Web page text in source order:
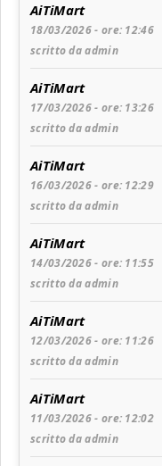
AiTiMart
18/03/2026 - ore: 12:46
scritto da admin
AiTiMart
17/03/2026 - ore: 13:26
scritto da admin
AiTiMart
16/03/2026 - ore: 12:29
scritto da admin
AiTiMart
14/03/2026 - ore: 11:55
scritto da admin
AiTiMart
12/03/2026 - ore: 11:26
scritto da admin
AiTiMart
11/03/2026 - ore: 12:02
scritto da admin